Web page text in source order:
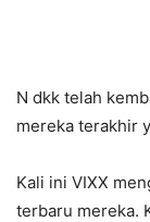
N dkk telah
mereka terakhir
Kali ini VIXX
terbaru mereka.